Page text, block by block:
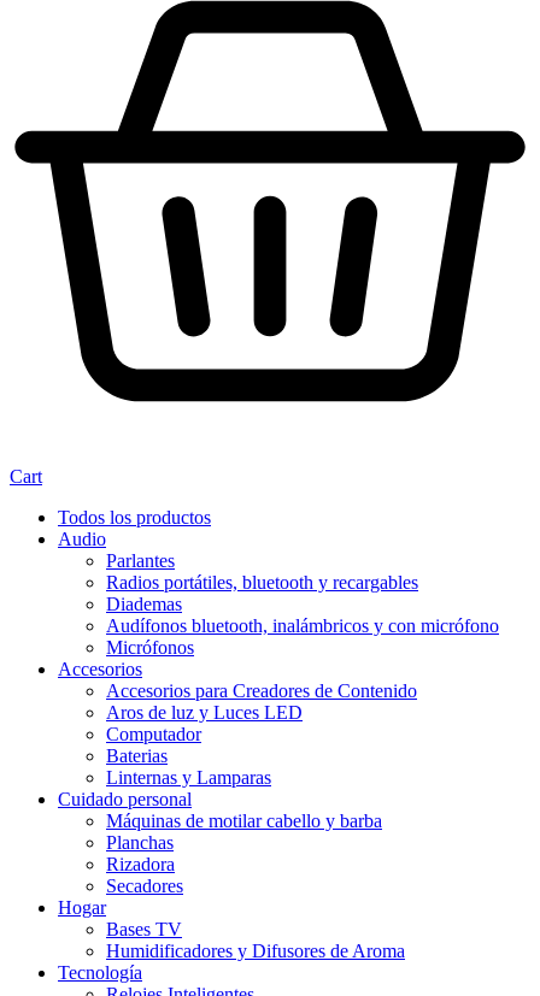
Cart
Todos los productos
Audio
Parlantes
Radios portátiles, bluetooth y recargables
Diademas
Audífonos bluetooth, inalámbricos y con micrófono
Micrófonos
Accesorios
Accesorios para Creadores de Contenido
Aros de luz y Luces LED
Computador
Baterias
Linternas y Lamparas
Cuidado personal
Máquinas de motilar cabello y barba
Planchas
Rizadora
Secadores
Hogar
Bases TV
Humidificadores y Difusores de Aroma
Tecnología